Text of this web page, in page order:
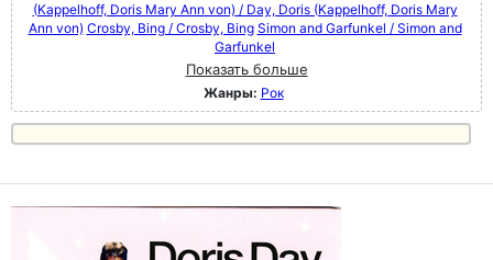
(Kappelhoff, Doris Mary Ann von) / Day, Doris (Kappelhoff, Doris Mary
Ann von) Crosby, Bing / Crosby, Bing Simon and Garfunkel / Simon and
Garfunkel
Показать больше
Жанры: Рок